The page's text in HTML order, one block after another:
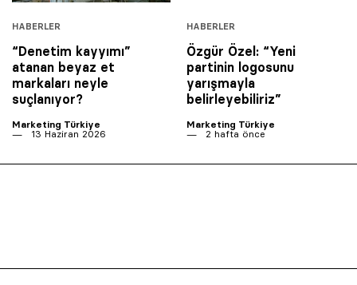
HABERLER
“Denetim kayyımı”
atanan beyaz et
markaları neyle
suçlanıyor?
Marketing Türkiye
13 Haziran 2026
HABERLER
Özgür Özel: “Yeni
partinin logosunu
yarışmayla
belirleyebiliriz”
Marketing Türkiye
2 hafta önce